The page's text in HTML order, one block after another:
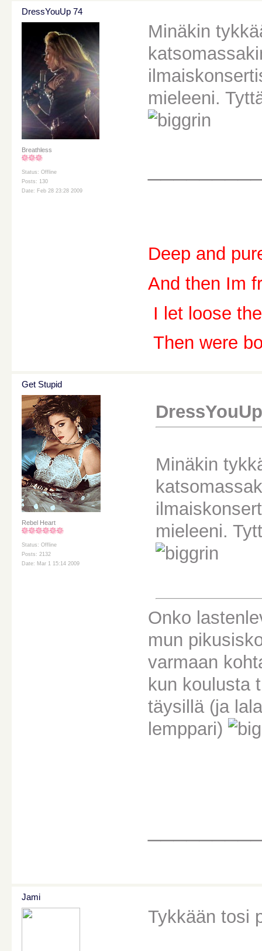
DressYouUp 74
Breathless
Status: Offline
Posts: 130
Date: Feb 28 23:28 2009
Minäkin
mieleeni.
Deep and
And then Im
I let loose
Then were
Get Stupid
Rebel Heart
Status: Offline
Posts: 2132
Date: Mar 1 15:14 2009
Minäkin
mieleeni.
Onko
mun
varmaan
kun koulusta
täysillä (ja
lemppari)
Jami
Tykkään tosi